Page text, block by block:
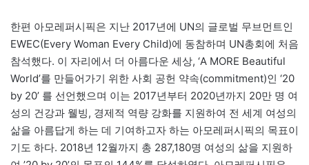
한편 아모레퍼시픽은 지난 2017년에 UN의 글로벌 무브먼트인
EWEC(Every Woman Every Child)에 동참하며 UN총회에 처음
참석했다. 이 자리에서 더 아름다운 세상, ‘A MORE Beautiful
World’를 만들어가기 위한 사회 공헌 약속(commitment)인 ‘20
by 20’ 를 선언했으며 이는 2017년부터 2020년까지 20만 명 여
성의 건강과 웰빙, 경제적 역량 강화를 지원하여 전 세계 여성의
삶을 아름답게 하는 데 기여하고자 하는 아모레퍼시픽의 목표이
기도 하다. 2018년 12월까지 총 287,180명 여성의 삶을 지원하